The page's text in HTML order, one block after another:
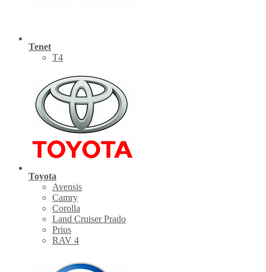
Tenet
Т4
Toyota
Avensis
Camry
Corolla
Land Cruiser Prado
Prius
RAV 4